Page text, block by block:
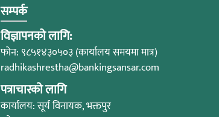
सम्पर्क
विज्ञापनको लागि:
फोन: ९८५१४३०५०३ (कार्यालय समयमा मात्र)
radhikashrestha@bankingsansar.com
पत्राचारको लागि
कार्यालय: सूर्य विनायक, भक्तपुर